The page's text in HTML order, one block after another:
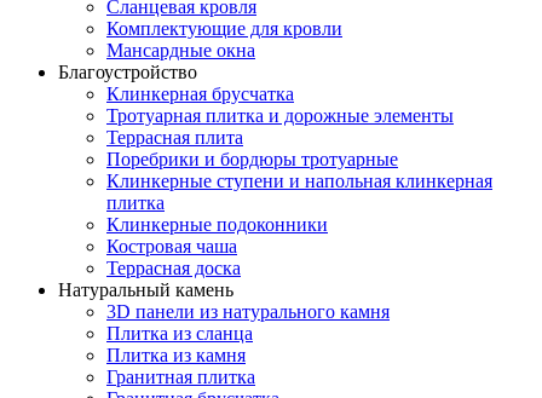
Сланцевая кровля
Комплектующие для кровли
Мансардные окна
Благоустройство
Клинкерная брусчатка
Тротуарная плитка и дорожные элементы
Террасная плита
Поребрики и бордюры тротуарные
Клинкерные ступени и напольная клинкерная
плитка
Клинкерные подоконники
Костровая чаша
Террасная доска
Натуральный камень
3D панели из натурального камня
Плитка из сланца
Плитка из камня
Гранитная плитка